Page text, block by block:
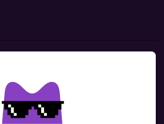
Contacte nous